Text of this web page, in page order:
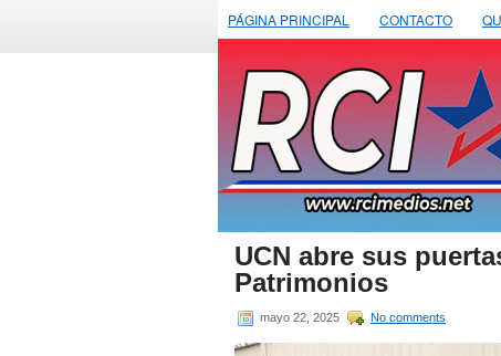
PÁGINA PRINCIPAL CONTACTO
UCN abre sus
Patrimonios
mayo 22, 2025 No comments